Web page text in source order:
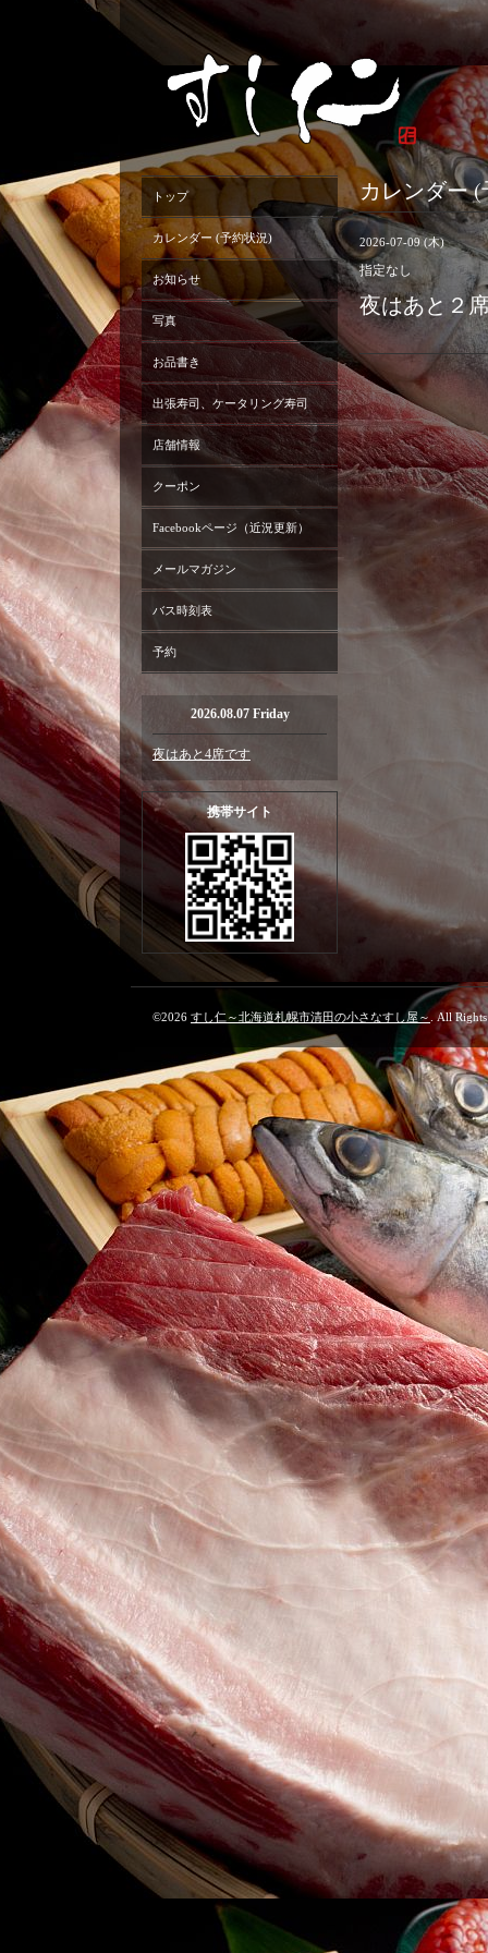
カレンダー
2026-07-09 (木)
指定なし
夜はあと２
トップ
カレンダー (予約状況)
お知らせ
写真
お品書き
出張寿司、ケータリング寿司
店舗情報
クーポン
Facebookページ（近況更新）
メールマガジン
バス時刻表
予約
2026.08.07 Friday
夜はあと4席です
携帯サイト
©2026 すし仁～北海道札幌市清田の小さなすし屋～ . All